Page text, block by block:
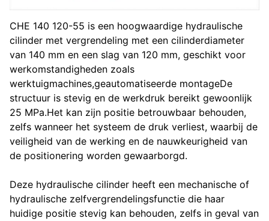
CHE 140 120-55 is een hoogwaardige hydraulische
cilinder met vergrendeling met een cilinderdiameter
van 140 mm en een slag van 120 mm, geschikt voor
werkomstandigheden zoals
werktuigmachines,geautomatiseerde montageDe
structuur is stevig en de werkdruk bereikt gewoonlijk
25 MPa.Het kan zijn positie betrouwbaar behouden,
zelfs wanneer het systeem de druk verliest, waarbij de
veiligheid van de werking en de nauwkeurigheid van
de positionering worden gewaarborgd.
Deze hydraulische cilinder heeft een mechanische of
hydraulische zelfvergrendelingsfunctie die haar
huidige positie stevig kan behouden, zelfs in geval van